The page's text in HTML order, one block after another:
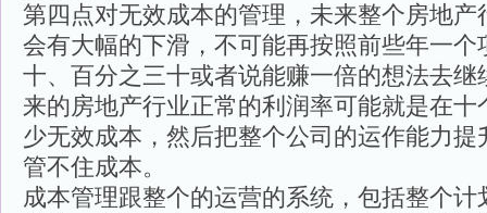
第四点对无效成本的管理，未来整个房地产
会有大幅的下滑，不可能再按照前些年一个
十、百分之三十或者说能赚一倍的想法去继
来的房地产行业正常的利润率可能就是在
少无效成本，然后把整个公司的运作能力
管不住成本。
成本管理跟整个的运营的系统，包括整个